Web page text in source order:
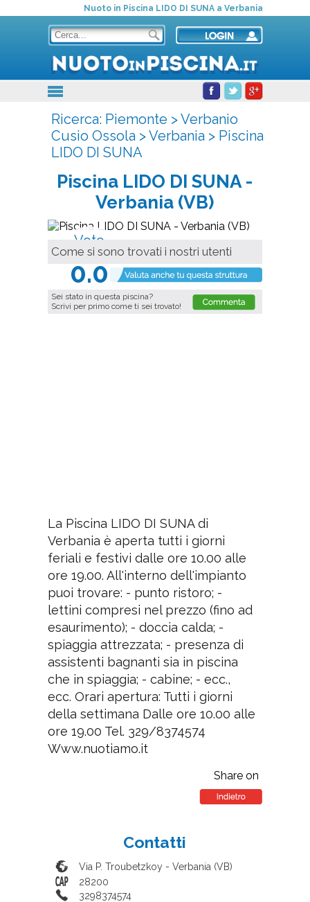
Nuoto in Piscina LIDO DI SUNA a Verbania
Ricerca: Piemonte >Verbanio
Cusio Ossola>Verbania> Piscina
LIDO DI SUNA
Piscina LIDO DI SUNA-
Verbania (VB)
Voto
Medio
0.0
Come si sono trovati i nostri utenti
Sei stato in questa piscina?
Scrivi per primo come ti sei trovato!
La Piscina LIDO DI SUNA di
Verbania è aperta tutti i giorni
feriali e festivi dalle ore 10.00 alle
ore 19.00. All'interno dell'impianto
puoi trovare: - punto ristoro; -
lettini compresi nel prezzo (fino ad
esaurimento); - doccia calda; -
spiaggia attrezzata; - presenza di
assistenti bagnanti sia in piscina
che in spiaggia; - cabine; - ecc.,
ecc. Orari apertura: Tutti i giorni
della settimana Dalle ore 10.00 alle
ore 19.00 Tel. 329/8374574
Www.nuotiamo.it
Share on
Contatti
Via P. Troubetzkoy- Verbania (VB)
28200
3298374574